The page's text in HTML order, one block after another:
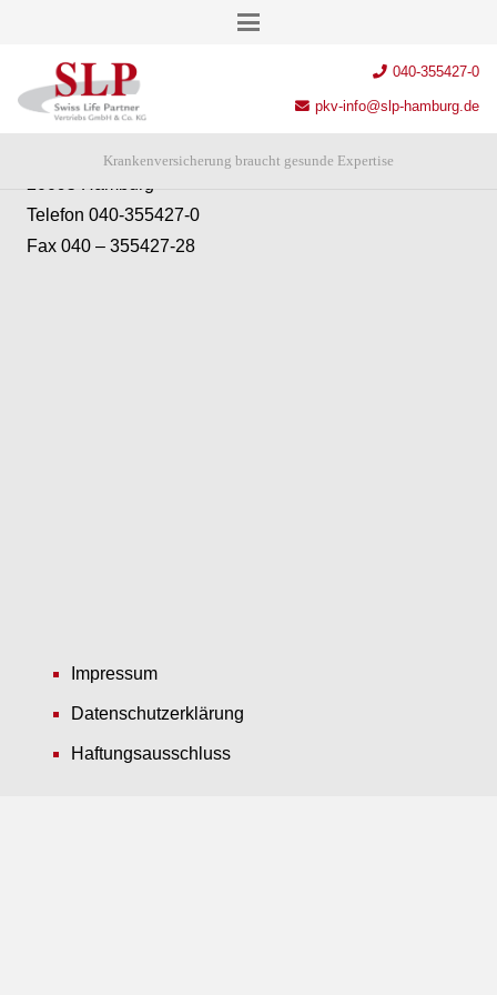
040-355427-0
pkv-info@slp-hamburg.de
Krankenversicherung braucht gesunde Expertise
SLP Swiss Life Partner Vertriebs GmbH & Co. KG
Chilehaus – Eingang A
Fischertwiete 2
Telefon 040-355427-0
Fax 040 – 355427-28
Impressum
Datenschutzerklärung
Haftungsausschluss